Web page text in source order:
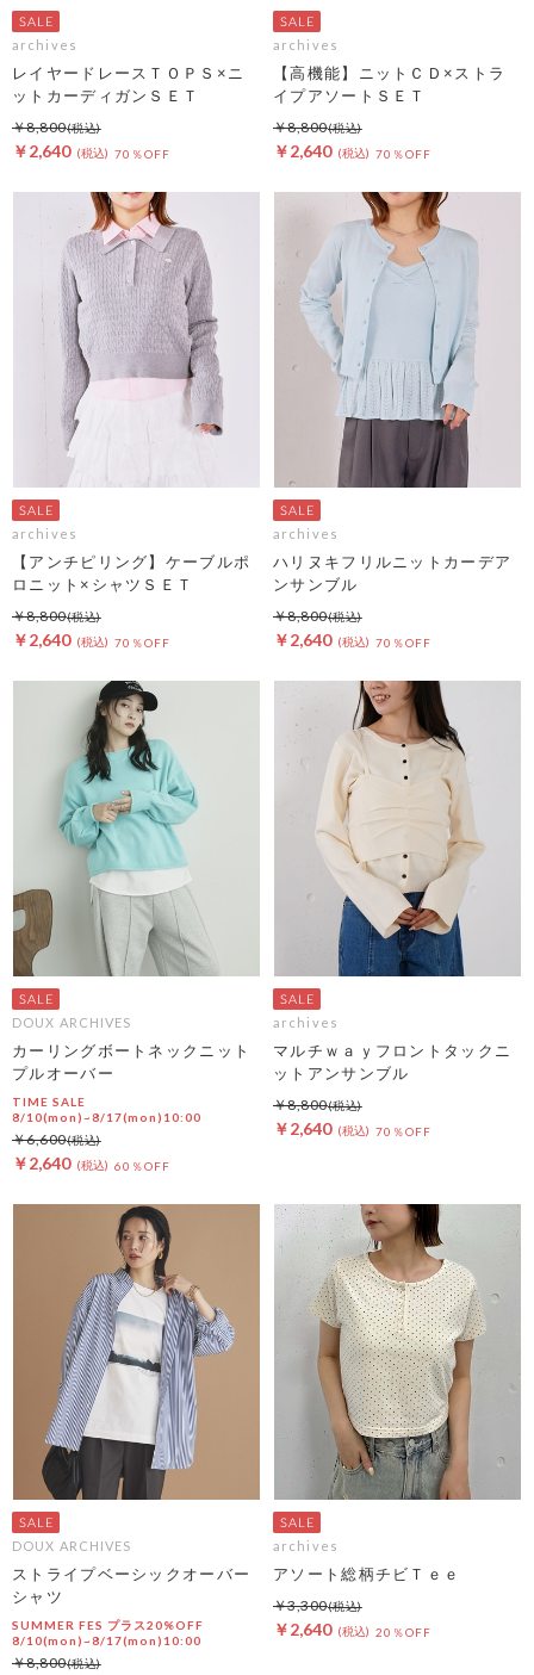
archives
レイヤードレースＴＯＰＳ×ニ
ットカーディガンＳＥＴ
￥2,640 70％OFF
￥8,800
archives
【高機能】ニットＣＤ×ストラ
イプアソートＳＥＴ
￥2,640 70％OFF
￥8,800
archives
【アンチピリング】ケーブルポ
ロニット×シャツＳＥＴ
￥2,640 70％OFF
￥8,800
archives
ハリヌキフリルニットカーデア
ンサンブル
￥2,640 70％OFF
￥8,800
DOUX ARCHIVES
カーリングボートネックニット
プルオーバー
TIME SALE
8/10(mon)~8/17(mon)10:00
￥2,640 60％OFF
￥6,600
archives
マルチｗａｙフロントタックニ
ットアンサンブル
￥2,640 70％OFF
￥8,800
DOUX ARCHIVES
ストライプベーシックオーバー
シャツ
SUMMER FES プラス20%OFF
8/10(mon)~8/17(mon)10:00
￥8,800
archives
アソート総柄チビＴｅｅ
￥2,640 20％OFF
￥3,300